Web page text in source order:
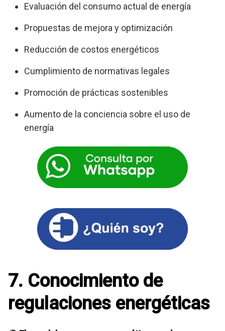
Evaluación del consumo actual de energía
Propuestas de mejora y optimización
Reducción de costos energéticos
Cumplimiento de normativas legales
Promoción de prácticas sostenibles
Aumento de la conciencia sobre el uso de
energía
7. Conocimiento de
regulaciones energéticas